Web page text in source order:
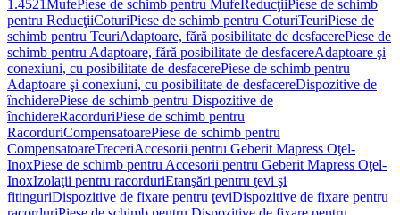
1.4521MufePiese de schimb pentru MufeReducţiiPiese de schimb
pentru ReducţiiCoturiPiese de schimb pentru CoturiTeuriPiese de
schimb pentru TeuriAdaptoare, fără posibilitate de desfacerePiese de
schimb pentru Adaptoare, fără posibilitate de desfacereAdaptoare şi
conexiuni, cu posibilitate de desfacerePiese de schimb pentru
Adaptoare şi conexiuni, cu posibilitate de desfacereDispozitive de
închiderePiese de schimb pentru Dispozitive de
închidereRacorduriPiese de schimb pentru
RacorduriCompensatoarePiese de schimb pentru
CompensatoareTreceriAccesorii pentru Geberit Mapress Oţel-
InoxPiese de schimb pentru Accesorii pentru Geberit Mapress Oţel-
InoxIzolaţii pentru racorduriEtanşări pentru ţevi şi
fitinguriDispozitive de fixare pentru ţeviDispozitive de fixare pentru